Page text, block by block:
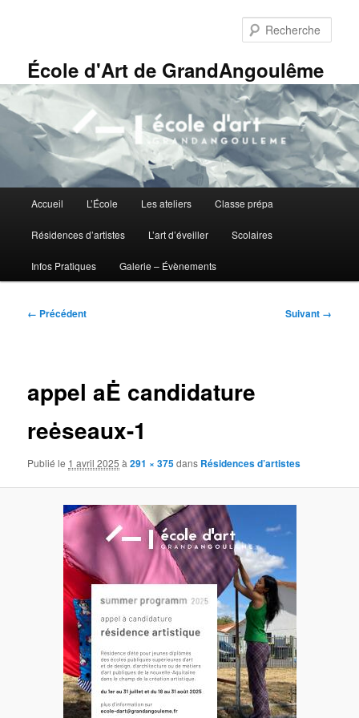
principalÉcole d'Art de GrandAngoulême
principal
Accueil L’École Les ateliers Classe prépa
Résidences d’artistes L’art d’éveiller Scolaires
Infos Pratiques Galerie – Évènements
Navigation
← Précédent Suivant →
appel aĖ candidature
reėseaux-1
Publié le 1 avril 2025 à291 × 375dans Résidences d’artistes